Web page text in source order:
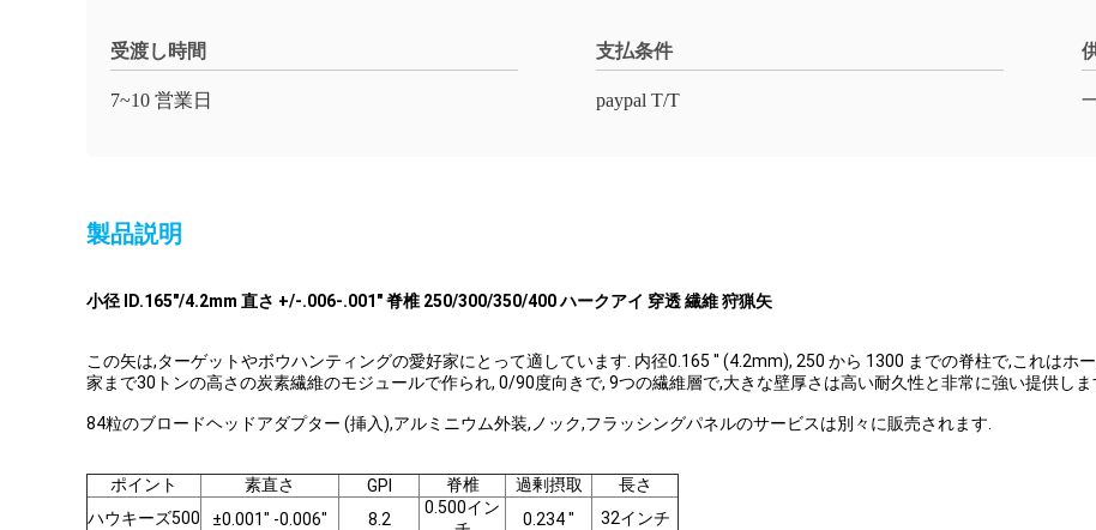
受渡し時間
7~10 営業日
支払条件
paypal T/T
製品説明
小径 ID.165"/4.2mm 直さ +/-.006-.001" 脊椎 250/300/350/400 ハークアイ 穿透 繊維 狩猟矢
この矢は,ターゲットやボウハンティングの愛好家にとって適しています. 内径0.165 ′′ (4.2mm), 250 から 1300 までの脊柱で,これは
家まで30トンの高さの炭素繊維のモジュールで作られ, 0/90度向きで, 9つの繊維層で,大きな壁厚さは高い耐久性と非常に強い提供しま
84粒のブロードヘッドアダプター (挿入),アルミニウム外装,ノック,フラッシングパネルのサービスは別々に販売されます.
ポイント 素直さ GPI 脊椎 過剰摂取
長さ
ハウキーズ500
±0.001" -0.006" 8.2
0.500イン
0.234 " 32インチ